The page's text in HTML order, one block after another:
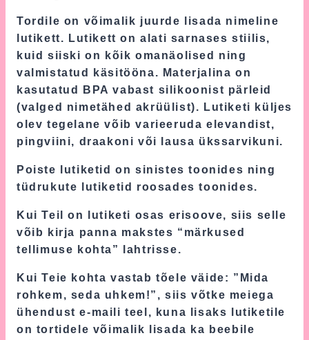
Tordile on võimalik juurde lisada nimeline
lutikett. Lutikett on alati sarnases stiilis,
kuid siiski on kõik omanäolised ning
valmistatud käsitööna. Materjalina on
kasutatud BPA vabast silikoonist pärleid
(valged nimetähed akrüülist). Lutiketi küljes
olev tegelane võib varieeruda elevandist,
pingviini, draakoni või lausa ükssarvikuni.
Poiste lutiketid on sinistes toonides ning
tüdrukute lutiketid roosades toonides.
Kui Teil on lutiketi osas erisoove, siis selle
võib kirja panna makstes “märkused
tellimuse kohta” lahtrisse.
Kui Teie kohta vastab tõele väide: ”Mida
rohkem, seda uhkem!”, siis võtke meiega
ühendust e-maili teel, kuna lisaks lutiketile
on tortidele võimalik lisada ka beebile